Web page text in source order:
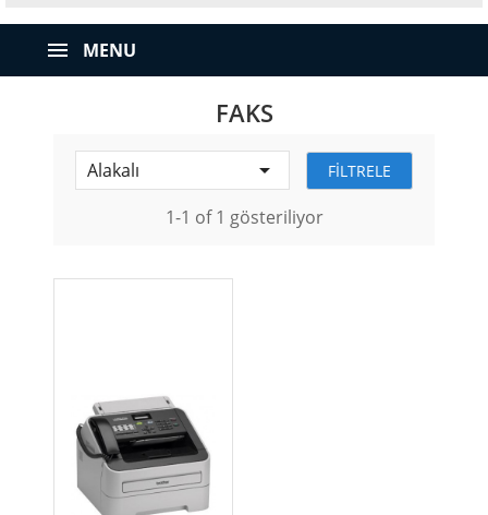
MENU
FAKS
Alakalı  FILTRELE
1-1 of 1 gösteriliyor